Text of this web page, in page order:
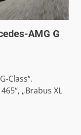
AMG G
Class“.
„Brabus XL